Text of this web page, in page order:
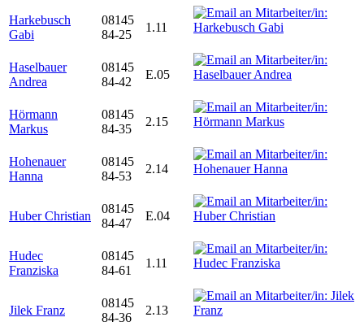
Harkebusch
Gabi
08145
84-25
1.11
Haselbauer
Andrea
08145
84-42
E.05
Hörmann
Markus
08145
84-35
2.15
Hohenauer
Hanna
08145
84-53
2.14
Huber Christian
08145
84-47
E.04
Hudec
Franziska
08145
84-61
1.11
Jilek Franz
08145
84-36
2.13